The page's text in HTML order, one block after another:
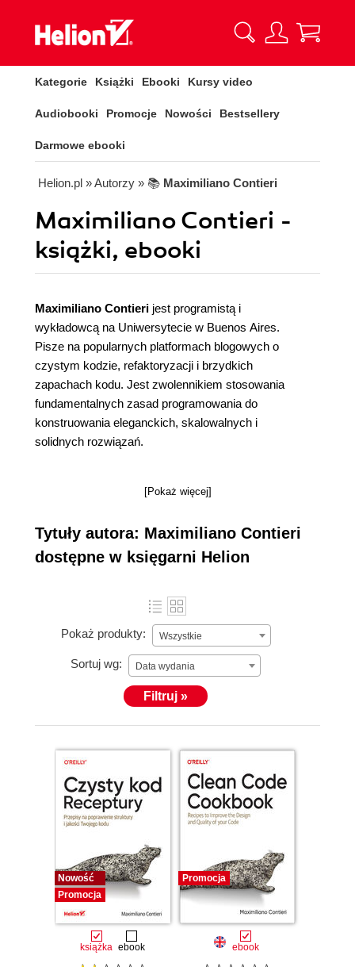
Kategorie Książki Ebooki Kursy video
Audiobooki Promocje Nowości Bestsellery
Darmowe ebooki
Helion.pl » Autorzy » 📚 Maximiliano Contieri
Maximiliano Contieri -
książki, ebooki
Maximiliano Contieri jest programistą i
wykładowcą na Uniwersytecie w Buenos Aires.
Pisze na popularnych platformach blogowych o
czystym kodzie, refaktoryzacji i brzydkich
zapachach kodu. Jest zwolennikiem stosowania
fundamentalnych zasad programowania do
konstruowania eleganckich, skalowalnych i
solidnych rozwiązań.
[Pokaż więcej]
Tytuły autora: Maximiliano Contieri
dostępne w księgarni Helion
Pokaż produkty: Wszystkie
Sortuj wg: Data wydania
Filtruj »
Nowość
Promocja
książka ebook
Promocja
ebook